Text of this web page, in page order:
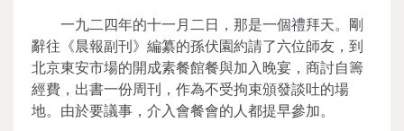
一九二四年的十一月二日，那是一個禮拜天。剛
辭往《晨報副刊》編纂的孫伏園約請了六位師友，到
北京東安市場的開成素餐館餐與加入晚宴，商討自籌
經費，出書一份周刊，作為不受拘束頒發談吐的場
地。由於要議事，介入會餐會的人都提早參加。